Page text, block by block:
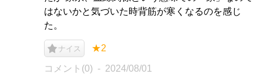
はないかと気づいた時背筋が寒くなるのを感じ
た。
ナイス ★2
コメント(0) 2024/08/01